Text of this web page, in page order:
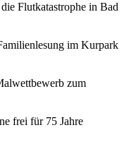
Flutkatastrophe in Bad
im Kurpark
zum
frei für 75 Jahre